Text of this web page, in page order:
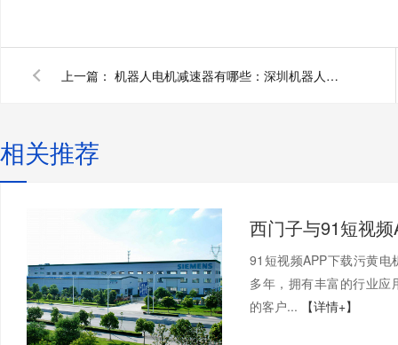
上一篇： 机器人电机减速器有哪些：深圳机器人电机厂家为您揭秘
相关推荐
91短视频APP下载污黄电
多年，拥有丰富的行业应
的客户...
【详情+】